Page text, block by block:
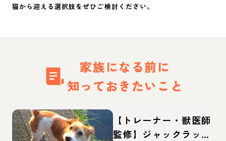
猫から迎える選択肢をぜひご検討ください。
家族になる前に
知っておきたいこと
【トレーナー・獣医師
監修】ジャックラッセ